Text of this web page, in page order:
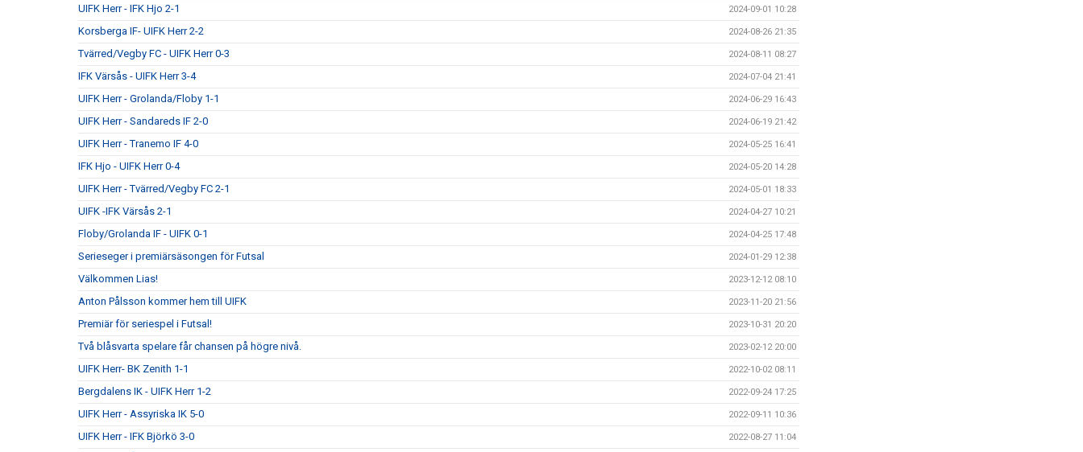
UIFK Herr - IFK Hjo 2-1 2024-09-01 10:28
Korsberga IF- UIFK Herr 2-2 2024-08-26 21:35
Tvärred/Vegby FC - UIFK Herr 0-3 2024-08-11 08:27
IFK Värsås - UIFK Herr 3-4 2024-07-04 21:41
UIFK Herr - Grolanda/Floby 1-1 2024-06-29 16:43
UIFK Herr - Sandareds IF 2-0 2024-06-19 21:42
UIFK Herr - Tranemo IF 4-0 2024-05-25 16:41
IFK Hjo - UIFK Herr 0-4 2024-05-20 14:28
UIFK Herr - Tvärred/Vegby FC 2-1 2024-05-01 18:33
UIFK -IFK Värsås 2-1 2024-04-27 10:21
Floby/Grolanda IF - UIFK 0-1 2024-04-25 17:48
Serieseger i premiärsäsongen för Futsal 2024-01-29 12:38
Välkommen Lias! 2023-12-12 08:10
Anton Pålsson kommer hem till UIFK 2023-11-20 21:56
Premiär för seriespel i Futsal! 2023-10-31 20:20
Två blåsvarta spelare får chansen på högre nivå. 2023-02-12 20:00
UIFK Herr- BK Zenith 1-1 2022-10-02 08:11
Bergdalens IK - UIFK Herr 1-2 2022-09-24 17:25
UIFK Herr - Assyriska IK 5-0 2022-09-11 10:36
UIFK Herr - IFK Björkö 3-0 2022-08-27 11:04